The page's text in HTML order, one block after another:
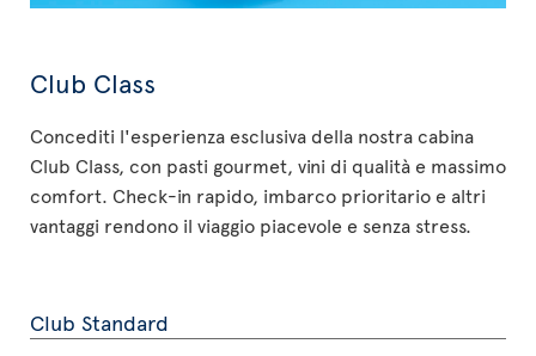
Club Class
Concediti l'esperienza esclusiva della nostra cabina
Club Class, con pasti gourmet, vini di qualità e massimo
comfort. Check-in rapido, imbarco prioritario e altri
vantaggi rendono il viaggio piacevole e senza stress.
Club Standard